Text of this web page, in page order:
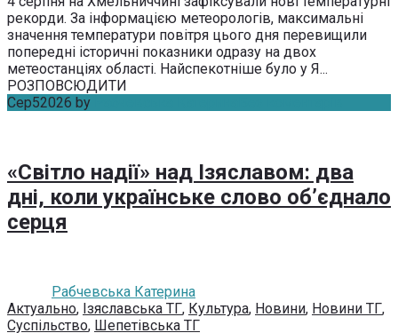
рекорди. За інформацією метеорологів, максимальні
значення температури повітря цього дня перевищили
попередні історичні показники одразу на двох
метеостанціях області. Найспекотніше було у Я...
РОЗПОВСЮДИТИ
Сер52026 by
«Світло надії» над Ізяславом: два
дні, коли українське слово об’єднало
серця
Рабчевська Катерина
Актуально, Ізяславська ТГ, Культура, Новини, Новини ТГ,
Суспільство, Шепетівська ТГ